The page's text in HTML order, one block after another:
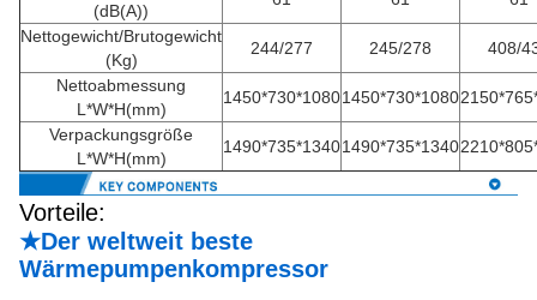
(dB(A))
Nettogewicht/Brutogewicht
(Kg)
244/277 245/278
408/
Nettoabmessung
L*W*H(mm)
1450*730*10801450*730*1080
Verpackungsgröße
L*W*H(mm)
1490*735*13401490*735*1340
Vorteile:
★Der weltweit beste
Wärmepumpenkompressor